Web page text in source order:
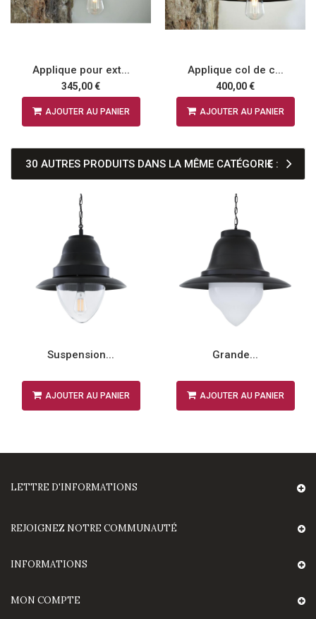
Applique pour ext...
345,00 €
AJOUTER AU PANIER
Applique col de c...
400,00 €
AJOUTER AU PANIER
30 AUTRES PRODUITS DANS LA MÊME CATÉGORIE :
Suspension...
AJOUTER AU PANIER
Grande...
AJOUTER AU PANIER
LETTRE D'INFORMATIONS
REJOIGNEZ NOTRE COMMUNAUTÉ
INFORMATIONS
MON COMPTE